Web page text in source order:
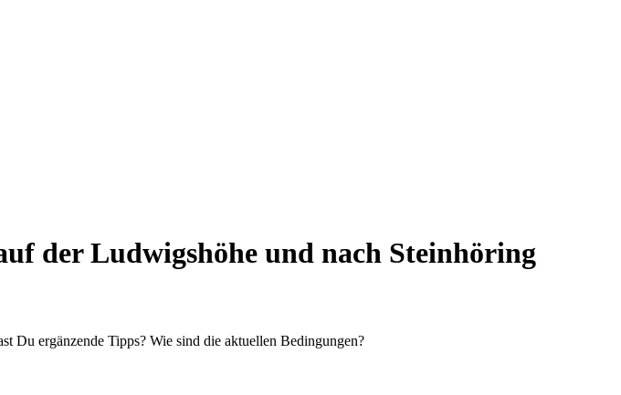
der Ludwigshöhe und nach Steinhöring
Du ergänzende Tipps? Wie sind die aktuellen Bedingungen?